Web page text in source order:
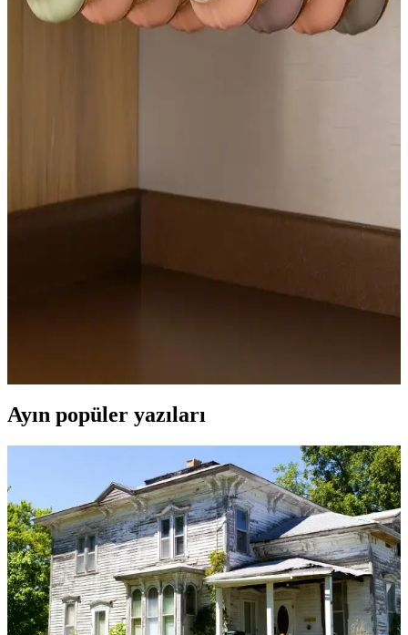
Yatak Odası Dekorasyonunda Fonksiyonel ve
Uygun fiyatlı tüller, çeşitli renk ve doku seçenekleriyle
dekorasyonda estetik ve fonksiyonel çözümler sunar. Kalite ve
İç Mekan Tasarımında Fincan Düzeni: Estetik ve
Ayın popüler yazıları